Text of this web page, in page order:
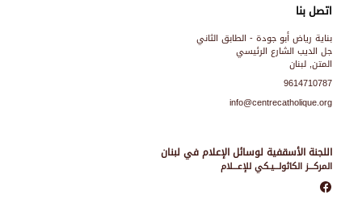
اللجنة الأسقفية لوسائل الإعلام في لبنان
المركـــز الكاثولـــيـكي للإعـــلام
اتصل بنا
بناية رياض أبو جودة - الطابق الثاني
جل الديب الشارع الرئيسي
المتن, لبنان
9614710787
info@centrecatholique.org